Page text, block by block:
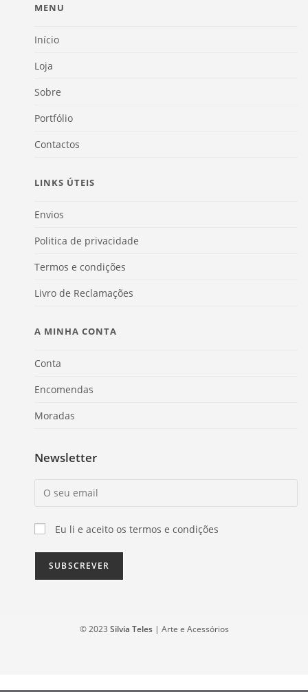
MENU
Início
Loja
Sobre
Portfólio
Contactos
LINKS ÚTEIS
Envios
Politica de privacidade
Termos e condições
Livro de Reclamações
A MINHA CONTA
Conta
Encomendas
Moradas
Newsletter
Eu li e aceito os termos e condições
© 2023 Silvia Teles| Arte e Acessórios